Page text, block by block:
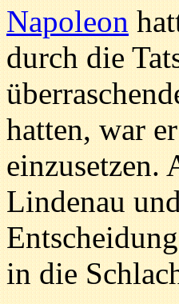
Napoleon
durch die
hatten, war
einzusetzen.
Lindenau
in die